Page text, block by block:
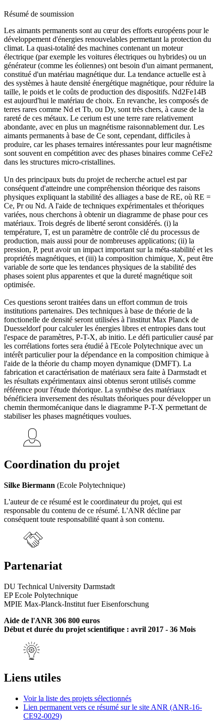
Résumé de soumission
Les aimants permanents sont au cœur des efforts européens pour le
développement d'énergies renouvelables permettant la protection du
climat. La quasi-totalité des machines contenant un moteur
électrique (par exemple les voitures électriques ou hybrides) ou un
générateur (comme les éoliennes) ont besoin d'un aimant permanent,
constitué d'un matériau magnétique dur. La tendance actuelle est à
des systèmes à haute densité énergétique magnétique, pour réduire la
taille, le poids et le coûts de production des dispositifs. Nd2Fe14B
est aujourd'hui le matériau de choix. En revanche, les composés de
terres rares comme Nd et Tb, ou Dy, sont très chers, à cause de la
rareté de ces métaux. Le cerium est une terre rare relativement
abondante, avec en plus un magnétisme raisonnablement dur. Les
aimants permanents à base de Ce sont, cependant, difficiles à
produire, car les phases ternaires intéressantes pour leur magnétisme
sont souvent en compétition avec des phases binaires comme CeFe2
dans les structures micro-cristallines.
Un des principaux buts du projet de recherche actuel est par
conséquent d'atteindre une compréhension théorique des raisons
physiques expliquant la stabilité des alliages a base de RE, où RE =
Ce, Pr ou Nd. A l'aide de techniques expérimentales et théoriques
variées, nous cherchons à obtenir un diagramme de phase pour ces
matériaux. Trois degrés de liberté seront considérés. (i) la
température, T, est un paramètre de contrôle clé du processus de
production, mais aussi pour de nombreuses applications; (ii) la
pression, P, peut avoir un impact important sur la méta-stabilité et les
propriétés magnétiques, et (iii) la composition chimique, X, peut être
variable de sorte que les tendances physiques de la stabilité des
phases soient plus apparentes et que la dureté magnétique soit
optimisée.
Ces questions seront traitées dans un effort commun de trois
institutions partenaires. Des techniques à base de théorie de la
fonctionelle de densité seront utilisées à l'institut Max Planck de
Duesseldorf pour calculer les énergies libres et entropies dans tout
l'espace de paramètres, P-T-X, ab initio. Le défi particulier causé par
les corrélations fortes sera étudié à l'Ecole Polytechnique avec un
intérêt particulier pour la dépendance en la composition chimique à
l'aide de la théorie du champ moyen dynamique (DMFT). La
fabrication et caractérisation de matériaux sera faite à Darmstadt et
les résultats expérimentaux ainsi obtenus seront utilisés comme
référence pour l'étude théorique. La synthèse des matériaux
bénéficiera inversement des résultats théoriques pour développer un
chemin thermomécanique dans le diagramme P-T-X permettant de
stabiliser les phases magnétiques voulues.
Coordination du projet
Silke Biermann (Ecole Polytechnique)
L'auteur de ce résumé est le coordinateur du projet, qui est
responsable du contenu de ce résumé. L'ANR décline par
conséquent toute responsabilité quant à son contenu.
Partenariat
DU Technical University Darmstadt
EP Ecole Polytechnique
MPIE Max-Planck-Institut fuer Eisenforschung
Aide de l'ANR 306 800 euros
Début et durée du projet scientifique : avril 2017 - 36 Mois
Liens utiles
Voir la liste des projets sélectionnés
Lien permanent vers ce résumé sur le site ANR (ANR-16-
CE92-0029)